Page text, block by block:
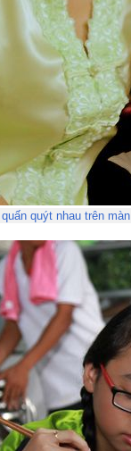
quýt nhau trên